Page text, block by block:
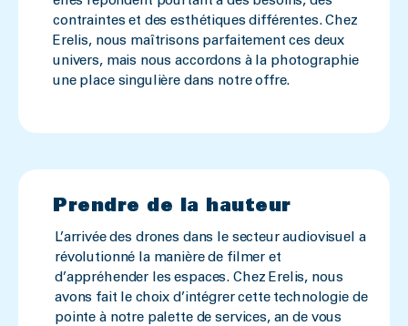
contraintes et des esthétiques différentes. Chez
Erelis, nous maîtrisons parfaitement ces deux
univers, mais nous accordons à la photographie
une place singulière dans notre offre.
Prendre de la hauteur
L’arrivée des drones dans le secteur audiovisuel a
révolutionné la manière de filmer et
d’appréhender les espaces. Chez Erelis, nous
avons fait le choix d’intégrer cette technologie de
pointe à notre palette de services, an de vous